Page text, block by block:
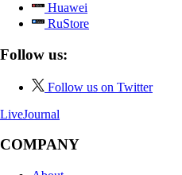
Huawei
RuStore
Follow us:
Follow us on Twitter
LiveJournal
COMPANY